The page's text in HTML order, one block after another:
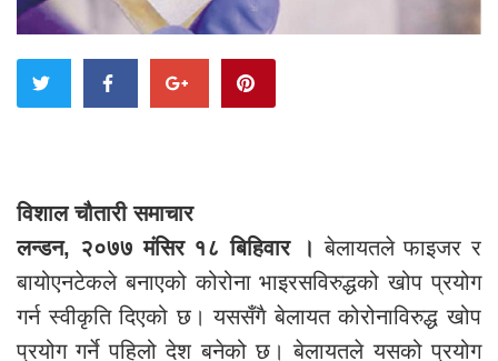
विशाल चौतारी समाचार
लन्डन, २०७७ मंसिर १८ बिहिवार । बेलायतले फाइजर र
बायोएनटेकले बनाएको कोरोना भाइरसविरुद्धको खोप प्रयोग
गर्न स्वीकृति दिएको छ। यससँगै बेलायत कोरोनाविरुद्ध खोप
प्रयोग गर्ने पहिलो देश बनेको छ। बेलायतले यसको प्रयोग